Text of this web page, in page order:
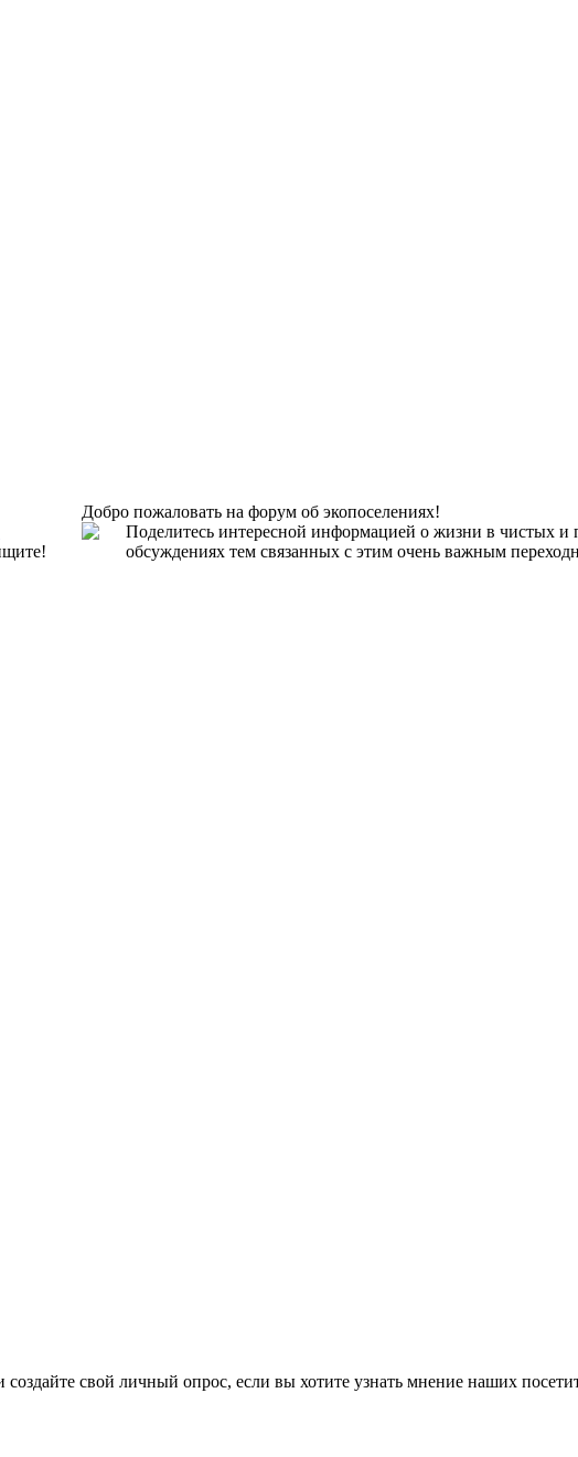
Добро пожаловать на форум об экопоселениях!
Поделитесь интересной информацией о жизни в чистых
обсуждениях тем связанных с этим очень важным
создайте свой личный опрос, если вы хотите узнать мнение наших